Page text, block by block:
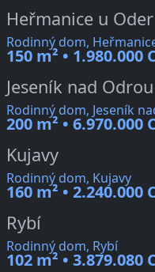
Heřmanice u Oder
Rodinný dom,
150 m² • 1.980.000
Jeseník nad Odrou
Rodinný dom, Jeseník
200 m² • 6.970.000
Kujavy
Rodinný dom, Kujavy
160 m² • 2.240.000
Rybí
Rodinný dom, Rybí
102 m² • 3.879.080